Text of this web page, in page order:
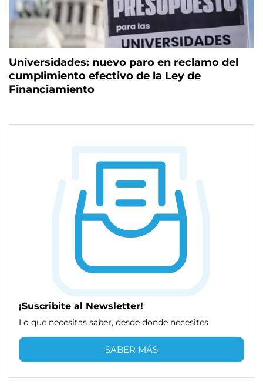
Universidades: nuevo paro en reclamo del
cumplimiento efectivo de la Ley de
Financiamiento
¡Suscribite al Newsletter!
Lo que necesitas saber, desde donde necesites
SABER MÁS